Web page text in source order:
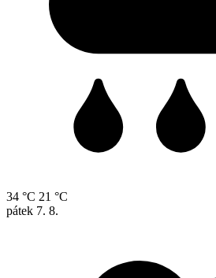
34 °C 21 °C
pátek 7. 8.